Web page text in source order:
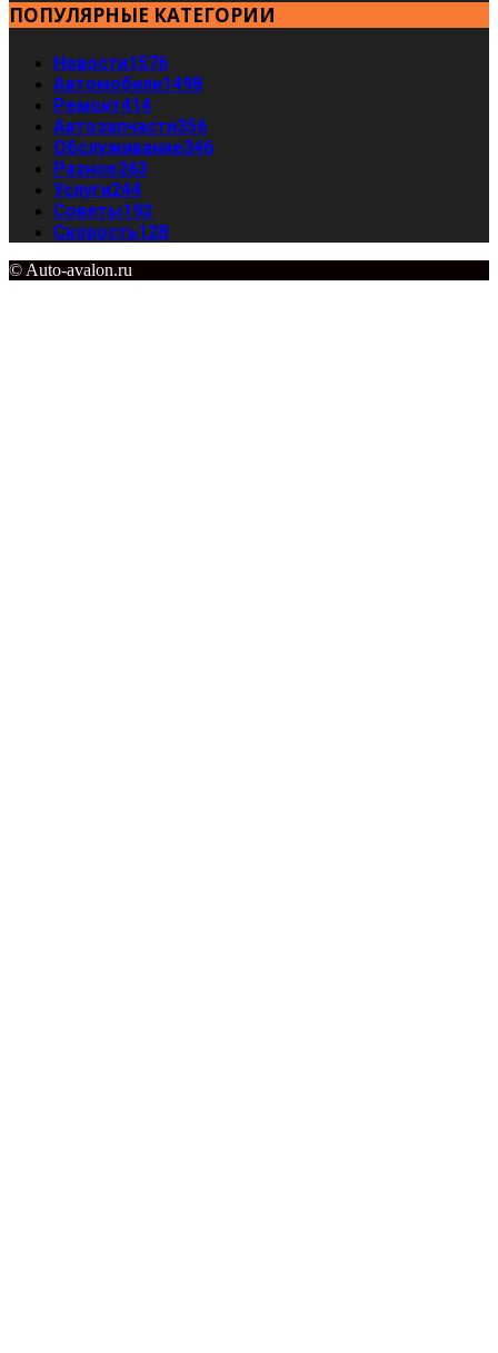
ПОПУЛЯРНЫЕ КАТЕГОРИИ
Новости1576
Автомобили1498
Ремонт414
Автозапчасти356
Обслуживание346
Разное263
Услуги244
Советы192
Скорость128
© Auto-avalon.ru